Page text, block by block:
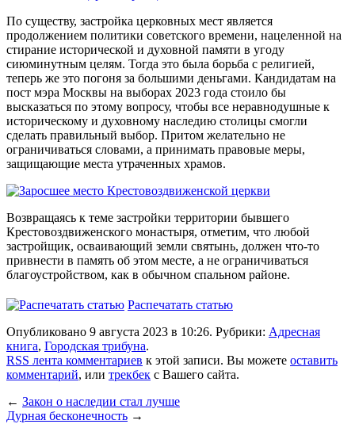
По существу, застройка церковных мест является
продолжением политики советского времени, нацеленной на
стирание исторической и духовной памяти в угоду
сиюминутным целям. Тогда это была борьба с религией,
теперь же это погоня за большими деньгами. Кандидатам на
пост мэра Москвы на выборах 2023 года стоило бы
высказаться по этому вопросу, чтобы все неравнодушные к
историческому и духовному наследию столицы смогли
сделать правильный выбор. Притом желательно не
ограничиваться словами, а принимать правовые меры,
защищающие места утраченных храмов.
Возвращаясь к теме застройки территории бывшего
Крестовоздвиженского монастыря, отметим, что любой
застройщик, осваивающий земли святынь, должен что-то
привнести в память об этом месте, а не ограничиваться
благоустройством, как в обычном спальном районе.
Распечатать статью
Опубликовано 9 августа 2023 в 10:26. Рубрики: Адресная
книга, Городская трибуна.
RSS лента комментариев к этой записи. Вы можете оставить
комментарий, или трекбек с Вашего сайта.
← Закон о наследии стал лучше
Дурная бесконечность →